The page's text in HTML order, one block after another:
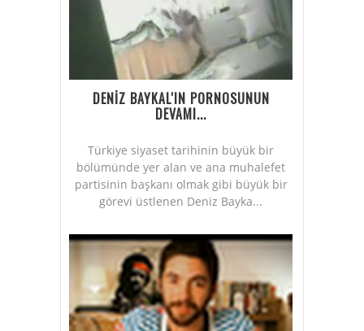
DENİZ BAYKAL'IN PORNOSUNUN
DEVAMI...
Türkiye siyaset tarihinin büyük bir
bölümünde yer alan ve ana muhalefet
partisinin başkanı olmak gibi büyük bir
görevi üstlenen Deniz Bayka...